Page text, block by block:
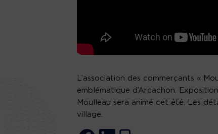
L’association des commerçants «
emblématique d’Arcachon.
Moulleau sera animé cet été. Les
village.